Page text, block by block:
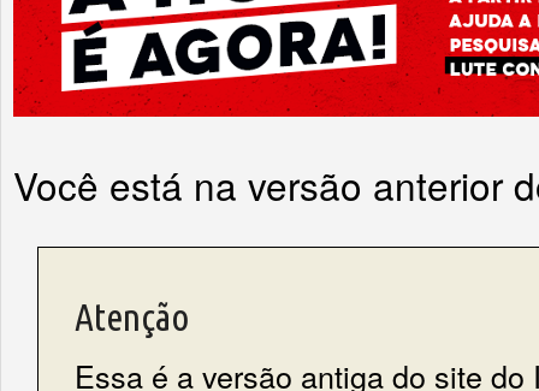
Você está na versão anterior
Atenção
Essa é a versão antiga do site do